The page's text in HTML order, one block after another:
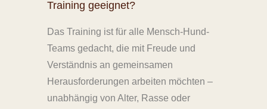
Training geeignet?
Das Training ist für alle Mensch-Hund-
Teams gedacht, die mit Freude und
Verständnis an gemeinsamen
Herausforderungen arbeiten möchten –
unabhängig von Alter, Rasse oder